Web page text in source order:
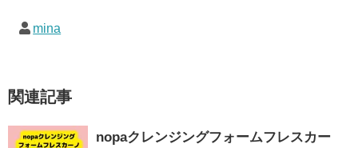
mina
関連記事
nopaクレンジングフォームフレスカー